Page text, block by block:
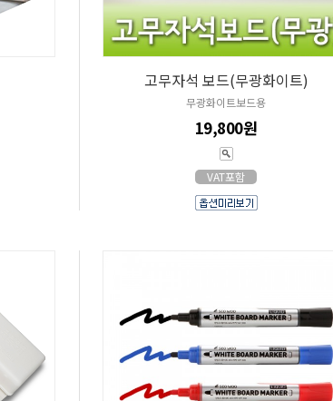
고무자석 보드(무광화이트)
무광화이트보드용
19,800원
VAT포함